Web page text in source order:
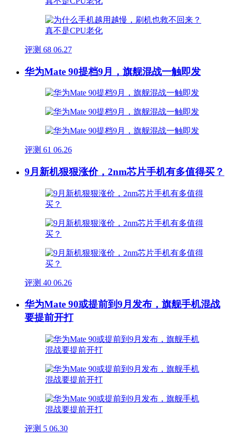
评测 68 06.27
华为Mate 90提档9月，旗舰混战一触即发
评测 61 06.26
9月新机狠狠涨价，2nm芯片手机有多值得买？
评测 40 06.26
华为Mate 90或提前到9月发布，旗舰手机混战
要提前开打
评测 5 06.30